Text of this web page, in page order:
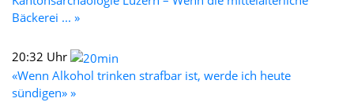
Bäckerei ... »
20:32 Uhr
«Wenn Alkohol trinken strafbar ist, werde ich heute
sündigen» »